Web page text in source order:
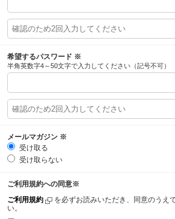
希望するパスワード ※
半角英数字4～50文字で入力してください（記号不可）
メールマガジン ※
受け取る
受け取らない
ご利用規約への同意※
ご利用規約
を必ずお読みいただき、同意のうえ
い。